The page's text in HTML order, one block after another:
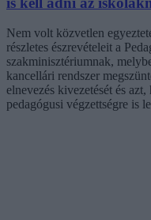
Nem volt közvetlen
részletes észrevételeit a
szakminisztériumnak,
kancellári rendszer
elnevezés kivezetését és
pedagógusi végzettségre is